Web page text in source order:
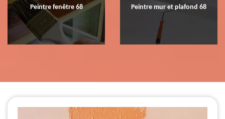
Peintre fenêtre 68 Peintre mur et plafond 68